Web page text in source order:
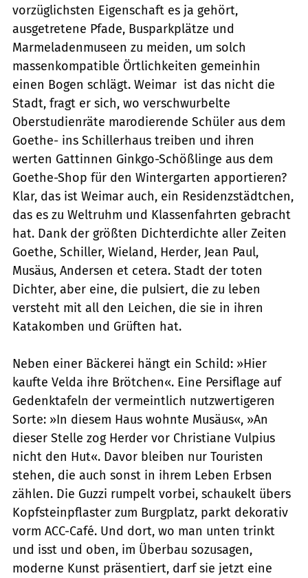
vorzüglichsten Eigenschaft es ja gehört,
ausgetretene Pfade, Busparkplätze und
Marmeladenmuseen zu meiden, um solch
massenkompatible Örtlichkeiten gemeinhin
einen Bogen schlägt. Weimar  ist das nicht die
Stadt, fragt er sich, wo verschwurbelte
Oberstudienräte marodierende Schüler aus dem
Goethe- ins Schillerhaus treiben und ihren
werten Gattinnen Ginkgo-Schößlinge aus dem
Goethe-Shop für den Wintergarten apportieren?
Klar, das ist Weimar auch, ein Residenzstädtchen,
das es zu Weltruhm und Klassenfahrten gebracht
hat. Dank der größten Dichterdichte aller Zeiten 
Goethe, Schiller, Wieland, Herder, Jean Paul,
Musäus, Andersen et cetera. Stadt der toten
Dichter, aber eine, die pulsiert, die zu leben
versteht mit all den Leichen, die sie in ihren
Katakomben und Grüften hat.
Neben einer Bäckerei hängt ein Schild: »Hier
kaufte Velda ihre Brötchen«. Eine Persiflage auf
Gedenktafeln der vermeintlich nutzwertigeren
Sorte: »In diesem Haus wohnte Musäus«, »An
dieser Stelle zog Herder vor Christiane Vulpius
nicht den Hut«. Davor bleiben nur Touristen
stehen, die auch sonst in ihrem Leben Erbsen
zählen. Die Guzzi rumpelt vorbei, schaukelt übers
Kopfsteinpflaster zum Burgplatz, parkt dekorativ
vorm ACC-Café. Und dort, wo man unten trinkt
und isst und oben, im Überbau sozusagen,
moderne Kunst präsentiert, darf sie jetzt eine